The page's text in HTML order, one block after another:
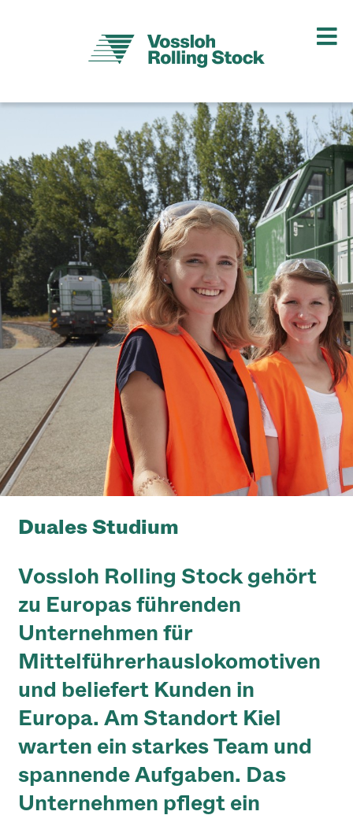
Vossloh Rolling Stock
Duales Studium
Vossloh Rolling Stock gehört
zu Europas führenden
Unternehmen für
Mittelführerhauslokomotiven
und beliefert Kunden in
Europa. Am Standort Kiel
warten ein starkes Team und
spannende Aufgaben. Das
Unternehmen pflegt ein